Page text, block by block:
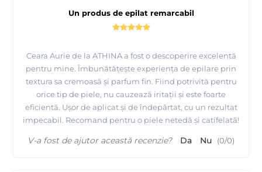
Un produs de epilat remarcabil
Ceara Aurie de la ATHINA a fost o descoperire excelentă
pentru mine. Îmbunătățește experiența de epilare prin
textura sa cremoasă și parfum fin. Fiind potrivită pentru
orice tip de piele, nu cauzează iritații și este foarte
eficientă. Ușor de aplicat și de îndepărtat, cu un rezultat
impecabil. Recomand pentru o piele netedă și catifelată!
V-a fost de ajutor această recenzie? Da Nu (0/0)